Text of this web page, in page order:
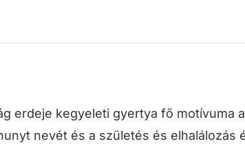
erdeje kegyeleti gyertya fő motívuma
nevét és a születés és